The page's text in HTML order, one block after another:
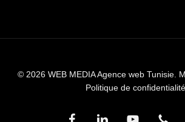
© 2026 WEB MEDIA Agence web Tunisie.
Politique de confidentialité
facebooklinkedin youtube phone